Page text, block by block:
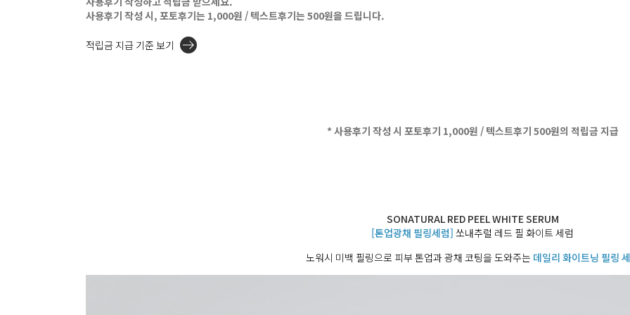
사용후기 작성 시, 포토후기는 1,000원 / 텍스트후기는 500원을 드립니다.
적립금 지급 기준 보기
* 사용후기 작성 시 포토후기 1,000원 / 텍스트후기 500원의 적립금 지급
SONATURAL RED PEEL WHITE SERUM
[톤업광채 필링세럼] 쏘내추럴 레드 필 화이트 세럼
노워시 미백 필링으로 피부 톤업과 광채 코팅을 도와주는 데일리 화이트닝 필링